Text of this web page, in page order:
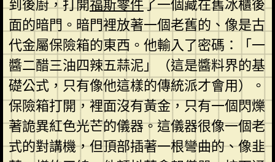
到後廚，打開福斯零件了一個藏在舊冰櫃後
面的暗門。暗門裡放著一個老舊的、像是古
代金屬保險箱的東西。他輸入了密碼：「一
醬二醋三油四辣五蒜泥」（這是醬料界的基
礎公式，只有像他這樣的傳統派才會用）。
保險箱打開，裡面沒有黃金，只有一個閃爍
著詭異紅色光芒的儀器。這儀器很像一個老
式的對講機，但頂部插著一根彎曲的、像韭